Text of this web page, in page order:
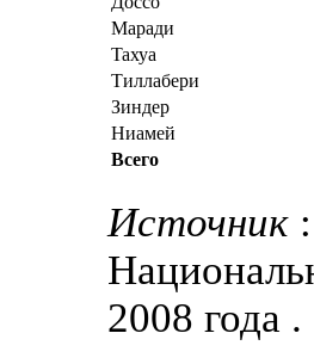
Maради
Taхуа
Tиллабери
Зиндер
Ниамей
Всего
Источник
2008 года .